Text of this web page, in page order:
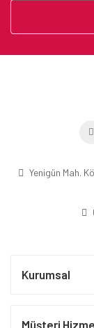
Yenigün Mah.
Kurumsal
Müşteri